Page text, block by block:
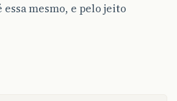
essa mesmo, e pelo jeito